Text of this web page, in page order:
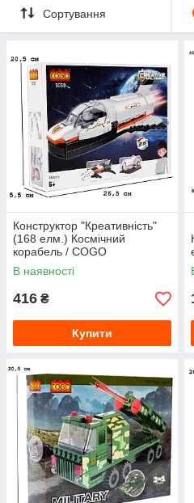
Сортування
Конструктор "Креативність"
(168 елм.) Космічний
корабель / COGO
В наявності
416 ₴
Купити